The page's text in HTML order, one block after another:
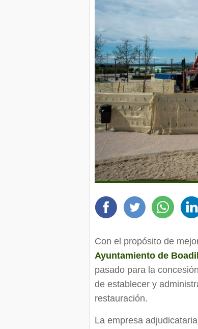
Con el propósito de
Ayuntamiento de
pasado para la
de establecer y
restauración.
La empresa